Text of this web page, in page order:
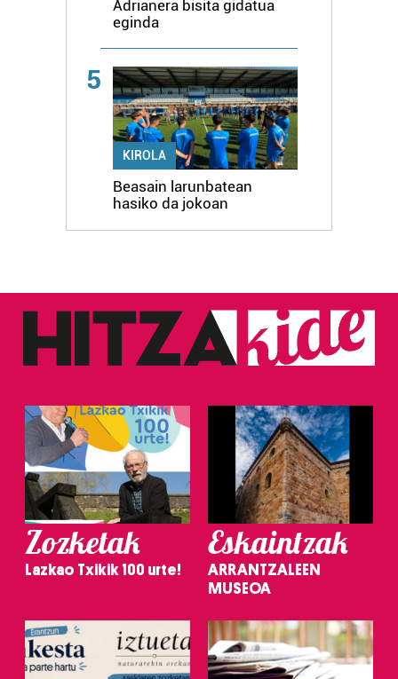
Adrianera bisita gidatua
eginda
5
KIROLA
Beasain larunbatean
hasiko da jokoan
Zozketak
Lazkao Txikik 100 urte!
Eskaintzak
ARRANTZALEEN
MUSEOA